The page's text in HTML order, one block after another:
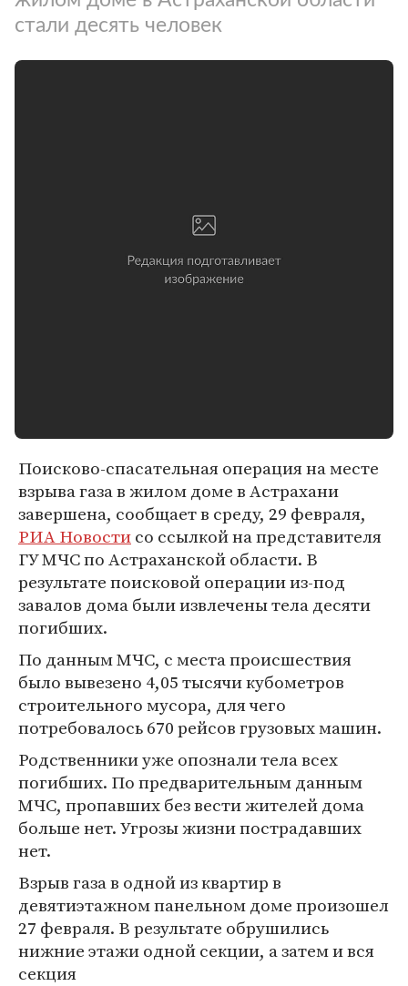
стали десять человек
Поисково-спасательная операция на месте
взрыва газа в жилом доме в Астрахани
завершена, сообщает в среду, 29 февраля,
РИА Новостисо ссылкой на представителя
ГУ МЧС по Астраханской области. В
результате поисковой операции из-под
завалов дома были извлечены тела десяти
погибших.
По данным МЧС, с места происшествия
было вывезено 4,05 тысячи кубометров
строительного мусора, для чего
потребовалось 670 рейсов грузовых машин.
Родственники уже опознали тела всех
погибших. По предварительным данным
МЧС, пропавших без вести жителей дома
больше нет. Угрозы жизни пострадавших
нет.
Взрыв газа в одной из квартир в
девятиэтажном панельном доме произошел
27 февраля. В результате обрушились
нижние этажи одной секции, а затем и вся
секция